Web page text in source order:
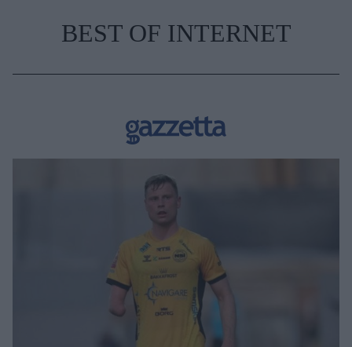
BEST OF INTERNET